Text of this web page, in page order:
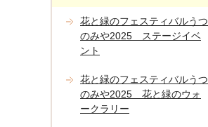
花と緑のフェスティバルうつ
のみや2025 ステージイベ
ント
花と緑のフェスティバルうつ
のみや2025 花と緑のウォ
ークラリー